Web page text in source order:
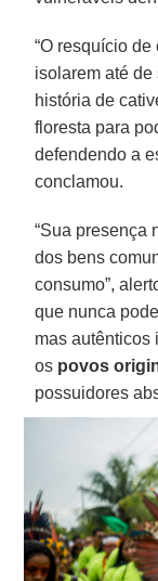
“O resquício
isolarem até
história de
floresta para
defendendo a
conclamou.
“Sua presença
dos bens
consumo”,
que nunca
mas autênticos
os povos
possuidores